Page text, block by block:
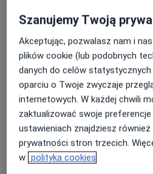
Wszystkie powierzchnie
medyczny są dezynfekowane po każdej wizycie
pacjenta.
Stosowane są wyłącznie
(np. igły, rękawiczki,
wielokrotnego użytku
Wszystkie urządzenia
RTG, artroskopy) są
kalibrowane przez
Konsultacja dietetyczna
170 zł - 200 zł Szczegóły
Analiza składu ciała
Od 50 zł Szczegóły
Dieta redukcyjna
Od 200 zł Szczegóły
Dietoterapia
Szanujemy Twoją
Akceptując, pozwalasz nam i
plików cookie (lub podobnych
danych do celów
oparciu o Twoje zwyczaje
internetowych. W każdej chwili
zaktualizować swoje
ustawieniach znajdziesz również
prywatności stron trzecich.
w polityka cookies